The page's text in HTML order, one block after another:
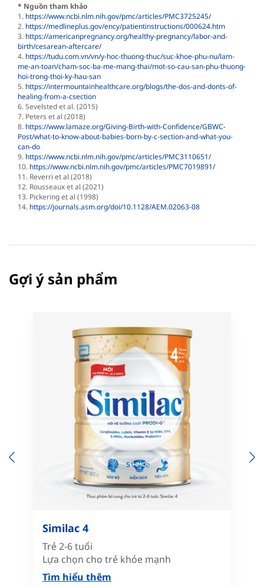
* Nguồn tham khảo
1. https://www.ncbi.nlm.nih.gov/pmc/articles/PMC3725245/
2. https://medlineplus.gov/ency/patientinstructions/000624.htm
3. https://americanpregnancy.org/healthy-pregnancy/labor-and-
birth/cesarean-aftercare/
4. https://tudu.com.vn/vn/y-hoc-thuong-thuc/suc-khoe-phu-nu/lam-
me-an-toan/cham-soc-ba-me-mang-thai/mot-so-cau-san-phu-thuong-
hoi-trong-thoi-ky-hau-san
5. https://intermountainhealthcare.org/blogs/the-dos-and-donts-of-
healing-from-a-csection
6. Sevelsted et al. (2015)
7. Peters et al (2018)
8. https://www.lamaze.org/Giving-Birth-with-Confidence/GBWC-
Post/what-to-know-about-babies-born-by-c-section-and-what-you-
can-do
9. https://www.ncbi.nlm.nih.gov/pmc/articles/PMC3110651/
10. https://www.ncbi.nlm.nih.gov/pmc/articles/PMC7019891/
11. Reverri et al (2018)
12. Rousseaux et al (2021)
13. Pickering et al (1998)
14. https://journals.asm.org/doi/10.1128/AEM.02063-08
Gợi ý sản phẩm
Similac 4
Trẻ 2-6 tuổi
Lựa chọn cho trẻ khỏe mạnh
Tìm hiểu thêm